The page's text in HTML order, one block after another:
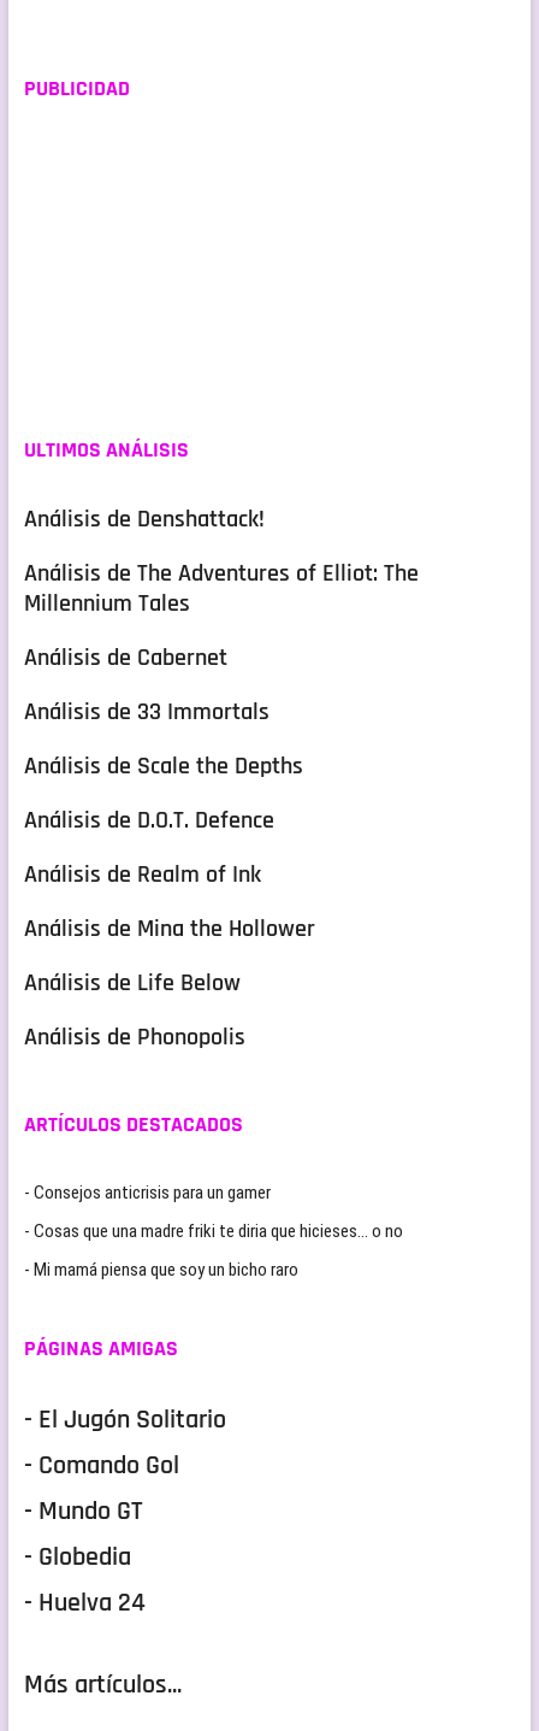
PUBLICIDAD
ULTIMOS ANÁLISIS
Análisis de Denshattack!
Análisis de The Adventures of Elliot: The
Millennium Tales
Análisis de Cabernet
Análisis de 33 Immortals
Análisis de Scale the Depths
Análisis de D.O.T. Defence
Análisis de Realm of Ink
Análisis de Mina the Hollower
Análisis de Life Below
Análisis de Phonopolis
ARTÍCULOS DESTACADOS
- Consejos anticrisis para un gamer
- Cosas que una madre friki te diria que hicieses… o no
- Mi mamá piensa que soy un bicho raro
PÁGINAS AMIGAS
- El Jugón Solitario
- Comando Gol
- Mundo GT
- Globedia
- Huelva 24
Más artículos...